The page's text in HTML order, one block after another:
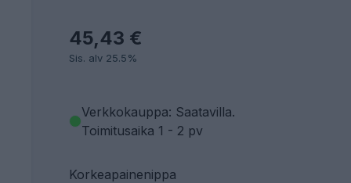
45,43 €
Sis. alv 25.5%
Verkkokauppa: Saatavilla.
Toimitusaika 1 - 2 pv
Korkeapainenippa